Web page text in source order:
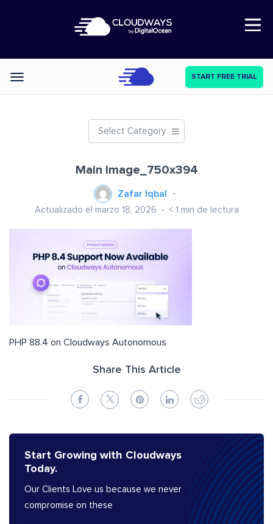
Open Nav
Categories START FREE TRIAL
Select Category
Main Image_750x394
Zafar Iqbal
Actualizado el marzo 18, 2026 < 1 min de lectura
PHP 88.4 on Cloudways Autonomous
Share This Article
Start Growing with Cloudways
Today.
Our Clients Love us because we never
compromise on these